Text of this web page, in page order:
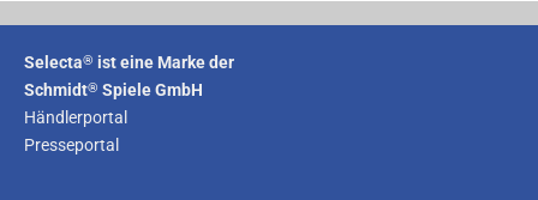
Selecta® ist eine Marke der
Schmidt® Spiele GmbH
Händlerportal
Presseportal